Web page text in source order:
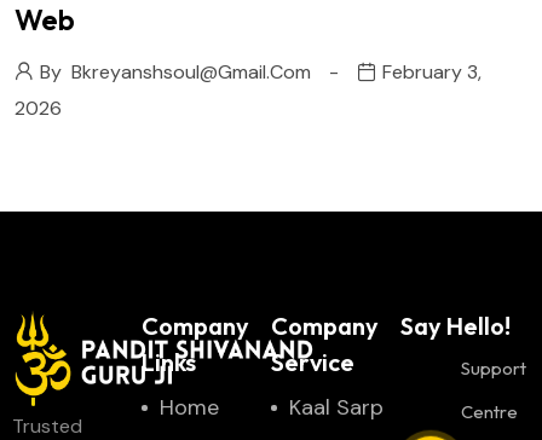
Web
By Bkreyanshsoul@gmail.com
February 3,
2026
Trusted
Company
Links
Home
Company
Service
Kaal Sarp
Say Hello!
Support
Centre